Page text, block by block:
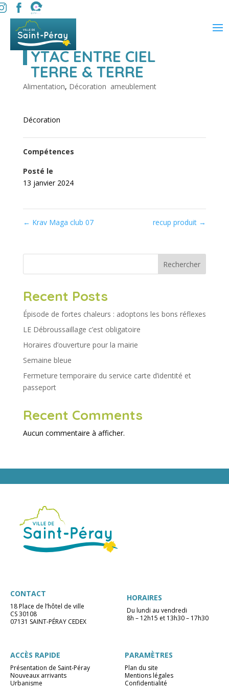
YTAC ENTRE CIEL
TERRE & TERRE
Alimentation, Décoration  ameublement
Décoration
Compétences
Posté le
13 janvier 2024
← Krav Maga club 07 recup produit →
Rechercher
Recent Posts
Épisode de fortes chaleurs : adoptons les bons réflexes
LE Débroussaillage c’est obligatoire
Horaires d’ouverture pour la mairie
Semaine bleue
Fermeture temporaire du service carte d’identité et
passeport
Recent Comments
Aucun commentaire à afficher.
CONTACT
18 Place de l’hôtel de ville
CS 30108
07131 SAINT-PÉRAY CEDEX
HORAIRES
Du lundi au vendredi
8h – 12h15 et 13h30 – 17h30
ACCÈS RAPIDE
Présentation de Saint-Péray
Nouveaux arrivants
Urbanisme
PARAMÈTRES
Plan du site
Mentions légales
Confidentialité